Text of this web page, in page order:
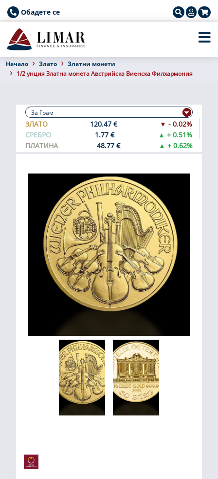
Обадете се
Началo Злато
Златни монети
1/2 унция Златна монета Австрийска Виенска Филхармония
ЗЛАТО 120.47 €
▼ - 0.02%
СРЕБРО
1.77 €
▲ + 0.51%
ПЛАТИНА
48.77 € ▲ + 0.62%